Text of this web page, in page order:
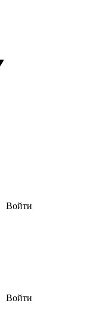
Войти
Войти